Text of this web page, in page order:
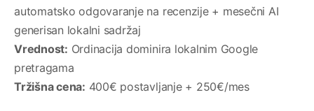
automatsko odgovaranje na recenzije + mesečni AI
generisan lokalni sadržaj
Vrednost: Ordinacija dominira lokalnim Google
pretragama
Tržišna cena: 400€ postavljanje + 250€/mes